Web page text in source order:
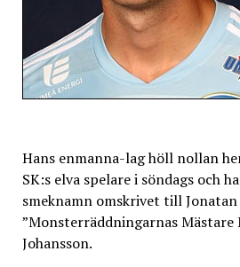
Hans enmanna-lag höll nollan
SK:s elva spelare i söndags och
smeknamn omskrivet till Jonatan
”Monsterräddningarnas Mästare
Johansson.